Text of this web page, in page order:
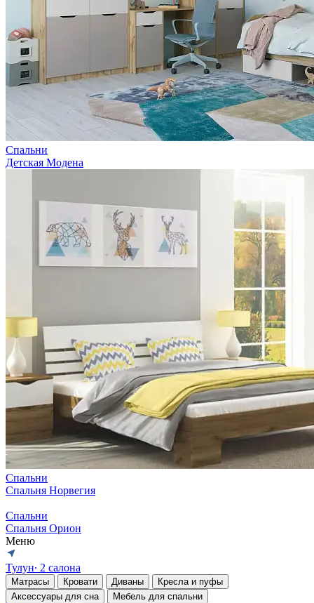
Спальни
Детская Модена
Спальни
Спальня Норвегия
Спальни
Спальня Орион
Меню
Тулун∙ 2 салона
Матрасы Кровати Диваны
Кресла и пуфы
Аксессуары для сна
Мебель для спальни